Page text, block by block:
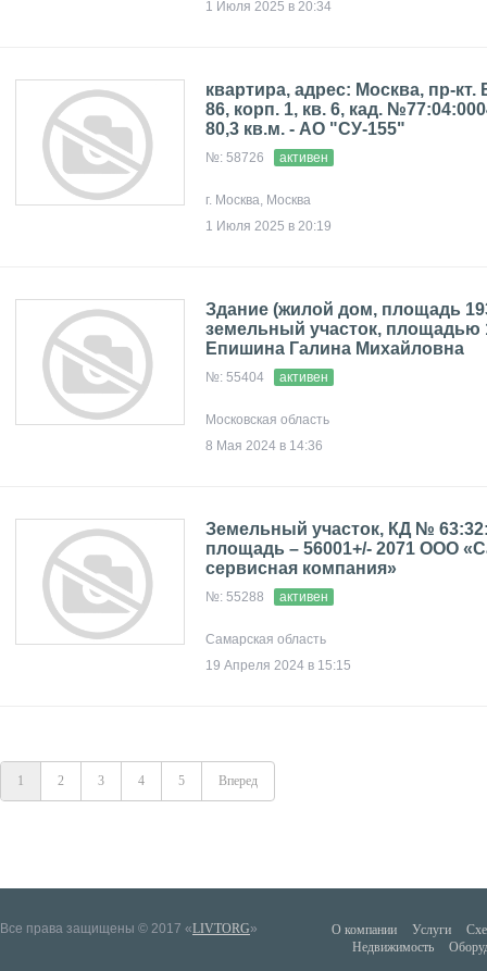
1 Июля 2025 в 20:34
квартира, адрес: Москва, пр-кт.
86, корп. 1, кв. 6, кад.
80,3 кв.м. - АО "СУ-155"
№: 58726 активен
г. Москва, Москва
1 Июля 2025 в 20:19
Здание (жилой дом, площадь
земельный участок, площадью
Епишина Галина Михайловна
№: 55404 активен
Московская область
8 Мая 2024 в 14:36
Земельный участок, КД №
площадь – 56001+/- 2071 ООО
сервисная компания»
№: 55288 активен
Самарская область
19 Апреля 2024 в 15:15
1 2 3 4 5 Вперед
Все права защищены © 2017 «LIVTORG» О компании Услуги
Недвижимость